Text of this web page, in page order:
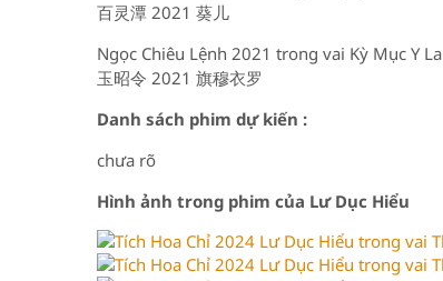
百灵潭 2021 葵儿
Ngọc Chiêu Lệnh 2021 trong vai Kỳ Mục Y La
玉昭令 2021 旗穆衣罗
Danh sách phim dự kiến :
chưa rõ
Hình ảnh trong phim của Lư Dục Hiểu